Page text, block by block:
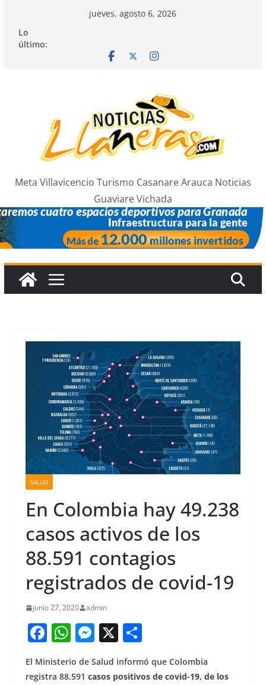
contenido
jueves, agosto 6, 2026
Lo
último:
Meta Villavicencio Turismo Casanare Arauca Noticias
Guaviare Vichada
SALUD
En Colombia hay 49.238
casos activos de los
88.591 contagios
registrados de covid-19
junio 27, 2020 admin
F
a
c
W
h
at
M
e
ss
X S
h
ar
El Ministerio de Salud informó que Colombia
registra 88.591 casos positivos de covid-19, de los